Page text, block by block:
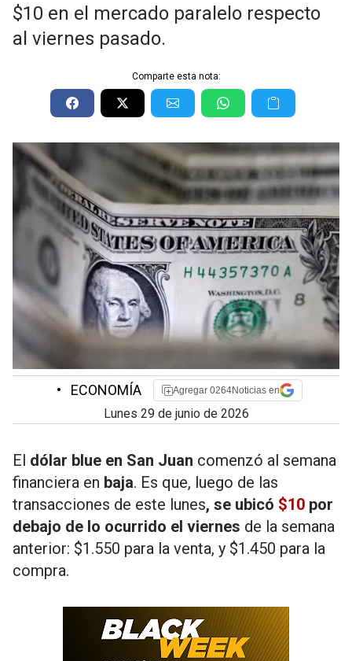
$10 en el mercado paralelo respecto
al viernes pasado.
Comparte esta nota:
• ECONOMÍA Agregar 0264Noticias en
lunes 29 de junio de 2026
El dólar blue en San Juan comenzó al semana
financiera en baja. Es que, luego de las
transacciones de este lunes, se ubicó $10 por
debajo de lo ocurrido el viernes de la semana
anterior: $1.550 para la venta, y $1.450 para la
compra.